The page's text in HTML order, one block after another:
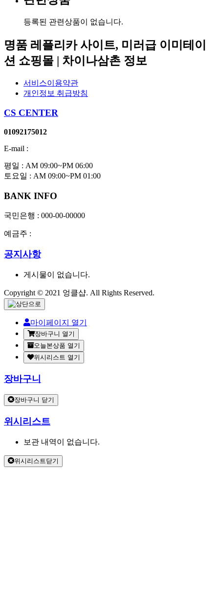
등록된 관련상품이 없습니다.
명품 레플리카 사이트, 미러급 이미테이
션 쇼핑몰 | 차이나삼촌 정보
서비스이용약관
개인정보 취급방침
CS CENTER
01092175012
E-mail :
평일 : AM 09:00~PM 06:00
토요일 : AM 09:00~PM 01:00
BANK INFO
국민은행 : 000-00-00000
예금주 :
공지사항
게시물이 없습니다.
Copyright © 2021 엉클샵. All Rights Reserved.
마이페이지 열기
장바구니 열기
오늘본상품 열기
위시리스트 열기
장바구니
장바구니 닫기
위시리스트
보관 내역이 없습니다.
위시리스트닫기